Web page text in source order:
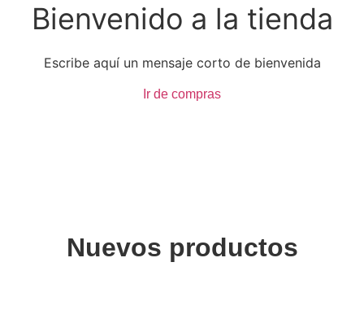
Bienvenido a la tienda
Escribe aquí un mensaje corto de bienvenida
Ir de compras
Nuevos productos